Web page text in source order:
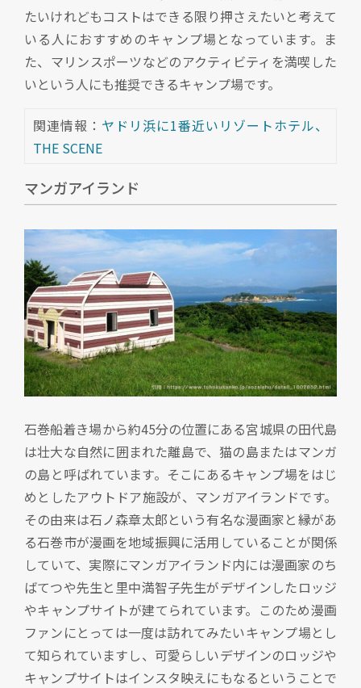
たいけれどもコストはできる限り押さえたいと考えて
いる人におすすめのキャンプ場となっています。ま
た、マリンスポーツなどのアクティビティを満喫した
いという人にも推奨できるキャンプ場です。
関連情報： ヤドリ浜に1番近いリゾートホテル、
THE SCENE
マンガアイランド
石巻船着き場から約45分の位置にある宮城県の田代島
は壮大な自然に囲まれた離島で、猫の島またはマンガ
の島と呼ばれています。そこにあるキャンプ場をはじ
めとしたアウトドア施設が、マンガアイランドです。
その由来は石ノ森章太郎という有名な漫画家と縁があ
る石巻市が漫画を地域振興に活用していることが関係
していて、実際にマンガアイランド内には漫画家のち
ばてつや先生と里中満智子先生がデザインしたロッジ
やキャンプサイトが建てられています。このため漫画
ファンにとっては一度は訪れてみたいキャンプ場とし
て知られていますし、可愛らしいデザインのロッジや
キャンプサイトはインスタ映えにもなるということで